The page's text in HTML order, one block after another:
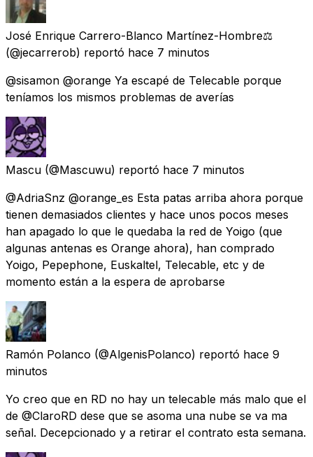
José Enrique Carrero-Blanco Martínez-Hombre⚖️
(@jecarrerob) reportó hace 7 minutos
@sisamon @orange Ya escapé de Telecable porque
teníamos los mismos problemas de averías
Mascu (@Mascuwu) reportó hace 7 minutos
@AdriaSnz @orange_es Esta patas arriba ahora porque
tienen demasiados clientes y hace unos pocos meses
han apagado lo que le quedaba la red de Yoigo (que
algunas antenas es Orange ahora), han comprado
Yoigo, Pepephone, Euskaltel, Telecable, etc y de
momento están a la espera de aprobarse
Ramón Polanco (@AlgenisPolanco) reportó hace 9
minutos
Yo creo que en RD no hay un telecable más malo que el
de @ClaroRD dese que se asoma una nube se va ma
señal. Decepcionado y a retirar el contrato esta semana.